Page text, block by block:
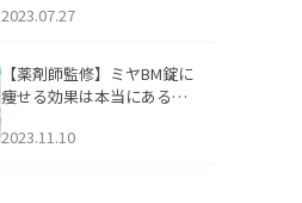
2023.07.27
【薬剤師監修】ミヤBM錠に
痩せる効果は本当にある
2023.11.10